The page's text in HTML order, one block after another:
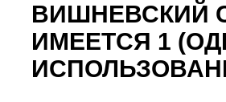
ВИШНЕВСКИЙ
ИМЕЕТСЯ 1